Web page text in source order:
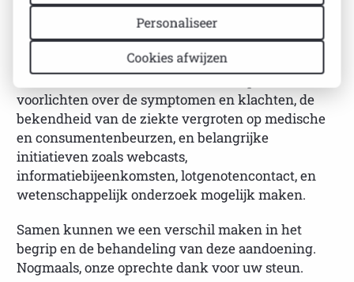
Uw bijdrage is van onschatbare waarde in de strijd
tegen het onbegrip rond auto-immuunziekten. Met
voorlichten over de symptomen en klachten, de
bekendheid van de ziekte vergroten op medische
en consumentenbeurzen, en belangrijke
initiatieven zoals webcasts,
informatiebijeenkomsten, lotgenotencontact, en
wetenschappelijk onderzoek mogelijk maken.
Samen kunnen we een verschil maken in het
begrip en de behandeling van deze aandoening.
Nogmaals, onze oprechte dank voor uw steun.
Personaliseer
Cookies afwijzen